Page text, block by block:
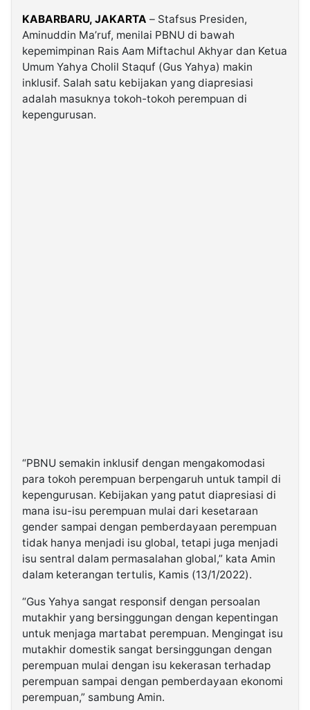
Kabarbaru.co
2026
KABARBARU, JAKARTA – Stafsus Presiden,
Aminuddin Ma’ruf, menilai PBNU di bawah
kepemimpinan Rais Aam Miftachul Akhyar dan Ketua
Umum Yahya Cholil Staquf (Gus Yahya) makin
inklusif. Salah satu kebijakan yang diapresiasi
adalah masuknya tokoh-tokoh perempuan di
kepengurusan.
“PBNU semakin inklusif dengan mengakomodasi
para tokoh perempuan berpengaruh untuk tampil di
kepengurusan. Kebijakan yang patut diapresiasi di
mana isu-isu perempuan mulai dari kesetaraan
gender sampai dengan pemberdayaan perempuan
tidak hanya menjadi isu global, tetapi juga menjadi
isu sentral dalam permasalahan global,” kata Amin
dalam keterangan tertulis, Kamis (13/1/2022).
“Gus Yahya sangat responsif dengan persoalan
mutakhir yang bersinggungan dengan kepentingan
untuk menjaga martabat perempuan. Mengingat isu
mutakhir domestik sangat bersinggungan dengan
perempuan mulai dengan isu kekerasan terhadap
perempuan sampai dengan pemberdayaan ekonomi
perempuan,” sambung Amin.